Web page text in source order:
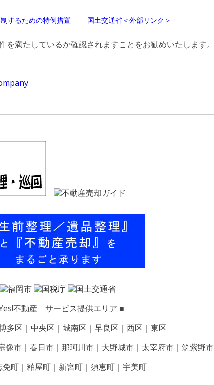
制するための特例措置 - 国土交通省＜外部リンク＞
を満たしているか確認されますことをお勧めいたします。
不動産 サービス提供エリア ■
多区｜中央区｜城南区｜早良区｜西区｜東区
像市｜春日市｜那珂川市｜大野城市｜太宰府市｜筑紫野市
免町｜粕屋町｜新宮町｜須恵町｜宇美町